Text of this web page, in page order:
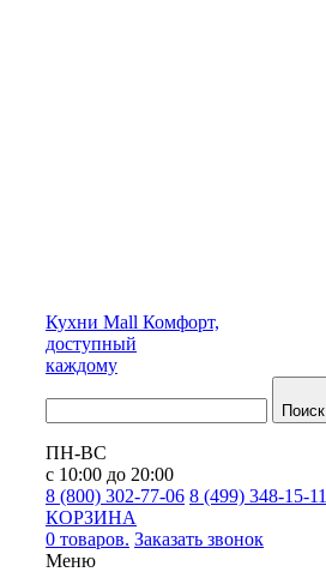
Кухни Mall Комфорт,
доступный
каждому
Поиск
ПН-ВС
с 10:00 до 20:00
8 (800) 302-77-06 8 (499) 348-15-11
КОРЗИНА
0 товаров. Заказать звонок
Меню